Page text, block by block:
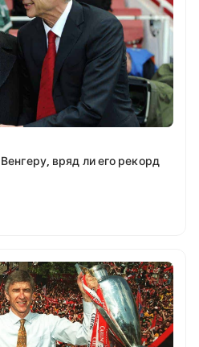
вряд ли его рекорд